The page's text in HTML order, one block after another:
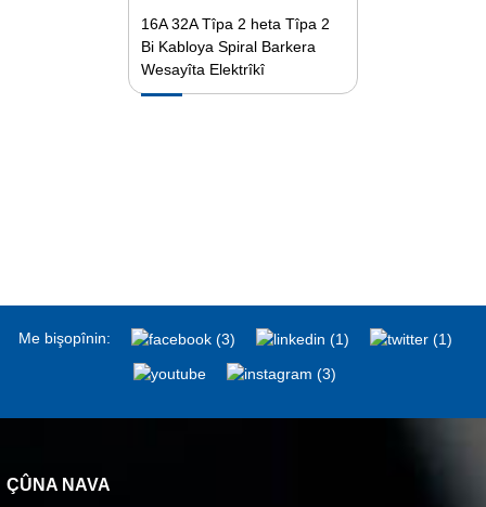
16A 32A Tîpa 2 heta Tîpa 2
Bi Kabloya Spiral Barkera
Wesayîta Elektrîkî
Me bişopînin:
ÇÛNA NAVA